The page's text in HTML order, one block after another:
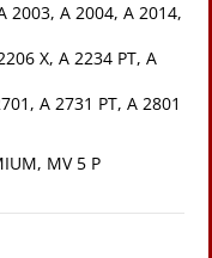
2003, A 2004, A 2014,
X, A 2234 PT, A
A 2731 PT, A 2801
MV 5 P